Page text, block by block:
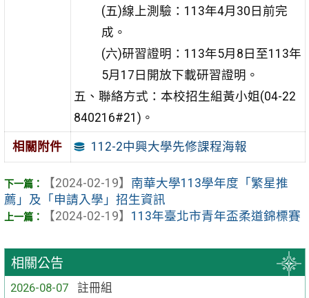
相關公告
2026-08-07
註冊組
(五)線上測驗：113年4月30日前完
成。
(六)研習證明：113年5月8日至113年
5月17日開放下載研習證明。
五、聯絡方式：本校招生組黃小姐(04-22
840216#21)。
相關附件 112-2中興大學先修課程海報
【2024-02-19】 南華大學113學年度「繁星推
薦」及「申請入學」招生資訊
【2024-02-19】 113年臺北市青年盃柔道錦標賽